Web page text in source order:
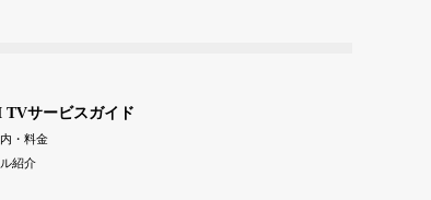
TVサービスガイド
・料金
紹介